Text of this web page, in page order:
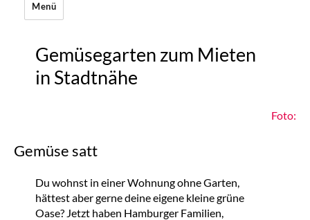
Menü
Gemüsegarten zum Mieten
in Stadtnähe
Foto:
Gemüse satt
Du wohnst in einer Wohnung ohne Garten,
hättest aber gerne deine eigene kleine grüne
Oase? Jetzt haben Hamburger Familien,